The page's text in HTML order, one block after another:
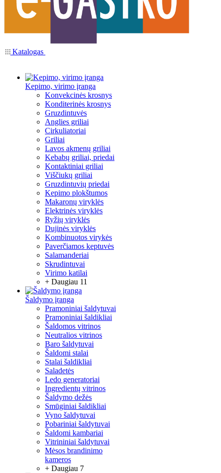
Katalogas
Kepimo, virimo įranga
Konvekcinės krosnys
Konditerinės krosnys
Gruzdintuvės
Anglies griliai
Cirkuliatoriai
Griliai
Lavos akmenų griliai
Kebabų griliai, priedai
Kontaktiniai griliai
Viščiukų griliai
Gruzdintuvių priedai
Kepimo plokštumos
Makaronų viryklės
Elektrinės viryklės
Ryžių viryklės
Dujinės viryklės
Kombinuotos virykės
Paverčiamos keptuvės
Salamanderiai
Skrudintuvai
Virimo katilai
+ Daugiau 11
Šaldymo įranga
Pramoniniai šaldytuvai
Pramoniniai šaldikliai
Šaldomos vitrinos
Neutralios vitrinos
Baro šaldytuvai
Šaldomi stalai
Stalai šaldikliai
Saladetės
Ledo generatoriai
Ingredientų vitrinos
Šaldymo dežės
Smūginiai šaldikliai
Vyno šaldytuvai
Pobariniai šaldytuvai
Šaldomi kambariai
Vitrininiai šaldytuvai
Mėsos brandinimo
kameros
+ Daugiau 7